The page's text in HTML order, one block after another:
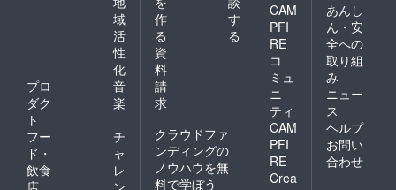
域
活
性
化
プロ
ダク
ト
音
楽
フー
ド・
飲食
店
チ
ャ
レ
ン
作
る
す
る
資
料
請
求
クラウドファ
ンディングの
ノウハウを無
料で学ぼう
CAM
PFI
RE
コ
ミュ
ニ
ティ
CAM
PFI
RE
Crea
あんし
ん・安
全への
取り組
み
ニュー
ス
ヘルプ
お問い
合わせ